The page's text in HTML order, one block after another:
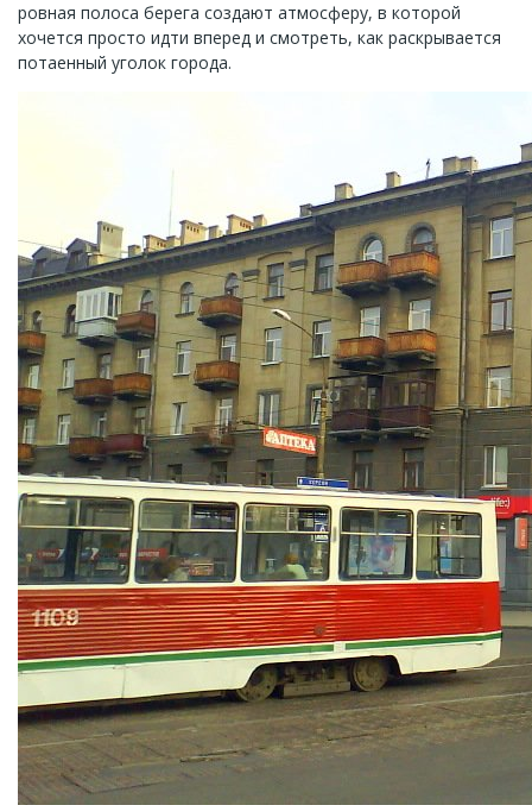
ровная полоса берега создают атмосферу, в которой
хочется просто идти вперед и смотреть, как раскрывается
потаенный уголок города.